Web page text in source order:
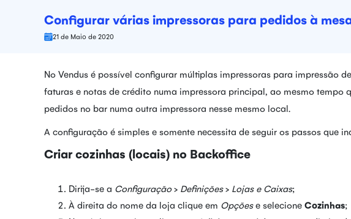
Configurar várias impressoras para pedidos à
21 de Maio de 2020
No Vendus é possível configurar múltiplas impressoras para impressão
faturas e notas de crédito numa impressora principal, ao mesmo tempo
pedidos no bar numa outra impressora nesse mesmo local.
A configuração é simples e somente necessita de seguir os passos que
Criar cozinhas (locais) no Backoffice
Dirija-se a Configuração> Definições> Lojas e Caixas;
À direita do nome da loja clique em Opçõese selecione Cozinhas;